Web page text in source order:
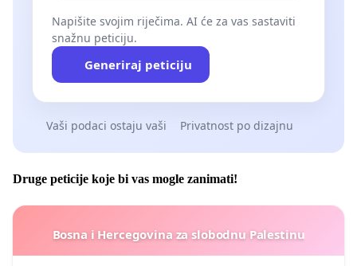
Napišite svojim riječima. AI će za vas sastaviti
snažnu peticiju.
Generiraj peticiju
Vaši podaci ostaju vaši Privatnost po dizajnu
Druge peticije koje bi vas mogle zanimati!
Bosna i Hercegovina za slobodnu Palestinu